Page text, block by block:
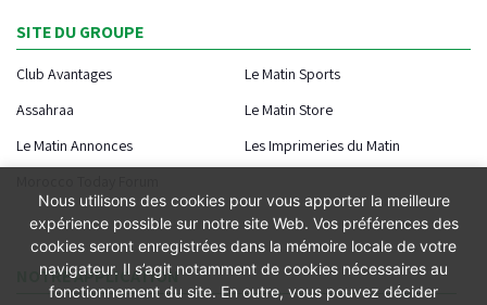
SITE DU GROUPE
Club Avantages
Le Matin Sports
Assahraa
Le Matin Store
Le Matin Annonces
Les Imprimeries du Matin
NOTRE APPLICATION
Nous utilisons des cookies pour vous apporter la meilleure
expérience possible sur notre site Web. Vos préférences des
cookies seront enregistrées dans la mémoire locale de votre
navigateur. Il s’agit notamment de cookies nécessaires au
fonctionnement du site. En outre, vous pouvez décider